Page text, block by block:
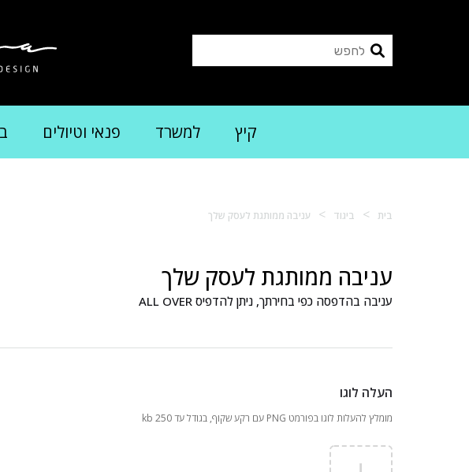
קיץ למשרד פנאי וטיולים
בית > ביגוד > עניבה ממותגת לעסק שלך
עניבה ממותגת לעסק שלך
עניבה בהדפסה כפי בחירתך, ניתן להדפיס ALL OVER
העלה לוגו
מומלץ להעלות לוגו בפורמט PNG עם רקע שקוף, בגודל עד 250 kb